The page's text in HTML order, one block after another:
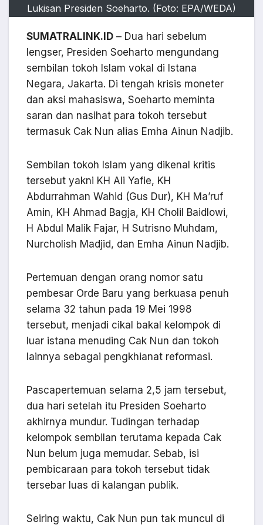
Lukisan Presiden Soeharto. (Foto: EPA/WEDA)
SUMATRALINK.ID – Dua hari sebelum
lengser, Presiden Soeharto mengundang
sembilan tokoh Islam vokal di Istana
Negara, Jakarta. Di tengah krisis moneter
dan aksi mahasiswa, Soeharto meminta
saran dan nasihat para tokoh tersebut
termasuk Cak Nun alias Emha Ainun Nadjib.
Sembilan tokoh Islam yang dikenal kritis
tersebut yakni KH Ali Yafie, KH
Abdurrahman Wahid (Gus Dur), KH Ma’ruf
Amin, KH Ahmad Bagja, KH Cholil Baidlowi,
H Abdul Malik Fajar, H Sutrisno Muhdam,
Nurcholish Madjid, dan Emha Ainun Nadjib.
Pertemuan dengan orang nomor satu
pembesar Orde Baru yang berkuasa penuh
selama 32 tahun pada 19 Mei 1998
tersebut, menjadi cikal bakal kelompok di
luar istana menuding Cak Nun dan tokoh
lainnya sebagai pengkhianat reformasi.
Pascapertemuan selama 2,5 jam tersebut,
dua hari setelah itu Presiden Soeharto
akhirnya mundur. Tudingan terhadap
kelompok sembilan terutama kepada Cak
Nun belum juga memudar. Sebab, isi
pembicaraan para tokoh tersebut tidak
tersebar luas di kalangan publik.
Seiring waktu, Cak Nun pun tak muncul di